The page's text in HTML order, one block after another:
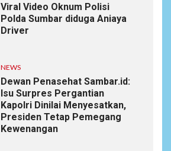
Viral Video Oknum Polisi
Polda Sumbar diduga Aniaya
Driver
NEWS
Dewan Penasehat Sambar.id:
Isu Surpres Pergantian
Kapolri Dinilai Menyesatkan,
Presiden Tetap Pemegang
Kewenangan